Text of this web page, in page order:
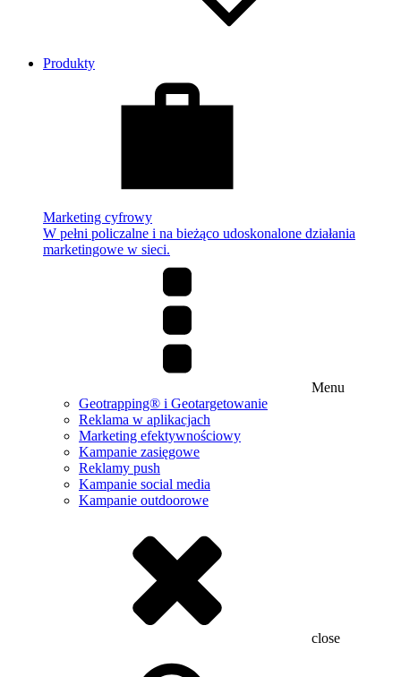
Produkty
Marketing cyfrowy
W pełni policzalne i na bieżąco udoskonalone działania
marketingowe w sieci.
Menu
Geotrapping® i Geotargetowanie
Reklama w aplikacjach
Marketing efektywnościowy
Kampanie zasięgowe
Reklamy push
Kampanie social media
Kampanie outdoorowe
close